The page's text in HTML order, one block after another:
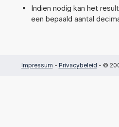
Indien nodig kan het
een bepaald aantal
Impressum - Privacybeleid - ©